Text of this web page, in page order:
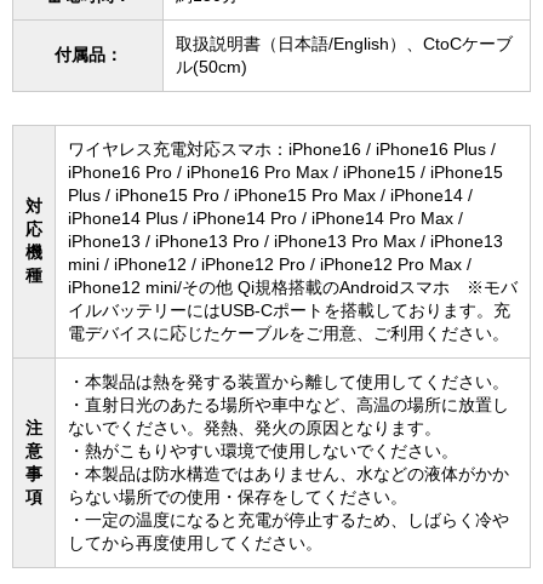
付属品：
取扱説明書（日本語/English）、CtoCケーブ
ル(50cm)
対
応
機
種
ワイヤレス充電対応スマホ：iPhone16 / iPhone16 Plus /
iPhone16 Pro / iPhone16 Pro Max / iPhone15 / iPhone15
Plus / iPhone15 Pro / iPhone15 Pro Max / iPhone14 /
iPhone14 Plus / iPhone14 Pro / iPhone14 Pro Max /
iPhone13 / iPhone13 Pro / iPhone13 Pro Max / iPhone13
mini / iPhone12 / iPhone12 Pro / iPhone12 Pro Max /
iPhone12 mini/その他 Qi規格搭載のAndroidスマホ ※モバ
イルバッテリーにはUSB-Cポートを搭載しております。充
電デバイスに応じたケーブルをご用意、ご利用ください。
注
意
事
項
・本製品は熱を発する装置から離して使用してください。
・直射日光のあたる場所や車中など、高温の場所に放置し
ないでください。発熱、発火の原因となります。
・熱がこもりやすい環境で使用しないでください。
・本製品は防水構造ではありません、水などの液体がかか
らない場所での使用・保存をしてください。
・一定の温度になると充電が停止するため、しばらく冷や
してから再度使用してください。